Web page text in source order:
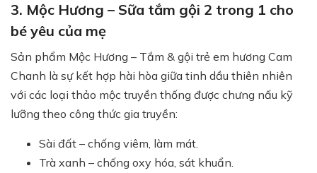
3. Mộc Hương – Sữa tắm gội 2 trong 1 cho
bé yêu của mẹ
Sản phẩm Mộc Hương – Tắm & gội trẻ em hương Cam
Chanh là sự kết hợp hài hòa giữa tinh dầu thiên nhiên
với các loại thảo mộc truyền thống được chưng nấu kỹ
lưỡng theo công thức gia truyền:
Sài đất – chống viêm, làm mát.
Trà xanh – chống oxy hóa, sát khuẩn.